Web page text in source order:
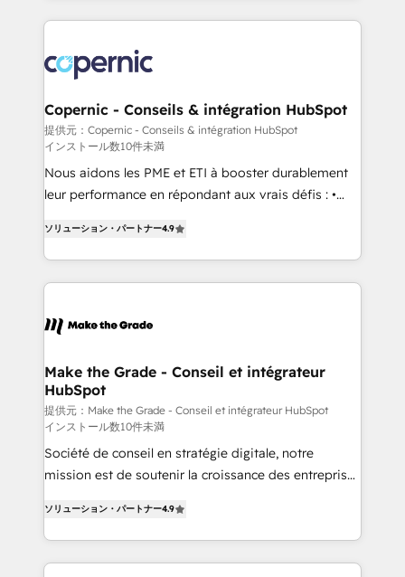
there’s a good chance one of our globally integrated
explore whether S2 is the partner you’ve been
looking for...and get your next big initiative moving!
technical execution to solve the right problem at the
implement your CRM. We engineer revenue
outcomes for the GTM owner on HubSpot. We Build
Different Because We're Built Different: - Secure:
Soc2 compliant 🛡️ - Onboarding: Implementations
starting from $1,5k - Clay: Elite Studio Solutions
Partner 🤝 - Global: 75+ RPers across five continents
🌐 - Scale: Largest organically grown & fastest tiering
implementations than any other Partner 💻 -
Salesforce: We convert SFDC addicts to HubSpot
evangelists 🧡 Don't pick a marketing or technical
yours. Start winning.
Copernic - Conseils & intégration HubSpot
提供元：Copernic - Conseils & intégration HubSpot
インストール数10件未満
Nous aidons les PME et ETI à booster durablement
leur performance en répondant aux vrais défis : •
téléphonie, etc.) • Alignement des équipes grâce à un
outil et des données partagées • Amélioration de la
collecte et de l’analyse des données pour des
de la productivité des équipes Notre équipe de 30
avec un engagement total, alignant processus
métiers et technologie, et guidant vos équipes à
travers le changement, tout en centrant vos objectifs
d’entreprise. Grâce à une méthodologie éprouvée
auprès de plus de 400 clients, nous comprenons
rapidement vos enjeux et intégrons parfaitement
votre projet HubSpot, contactez notre équipe pour
un échange dédié.
ソリューション・パートナー4.9
Make the Grade - Conseil et intégrateur
HubSpot
提供元：Make the Grade - Conseil et intégrateur HubSpot
インストール数10件未満
Société de conseil en stratégie digitale, notre
mission est de soutenir la croissance des entreprises
l'intégration CRM et le développement des revenus
auprès de vos comptes existants. En France et à
l'international, nous travaillons avec des ETI
ソリューション・パートナー4.9